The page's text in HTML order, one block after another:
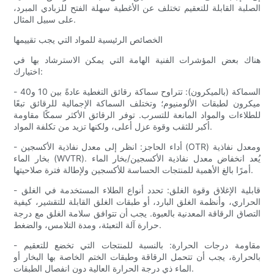
الصلبة القابلة للتعقيم تختلف عن الأغطية سهلة الفتح للزبادي المبرد،
على سبيل المثال.
الخصائص الرئيسية للمواد التي يجب تقييمها
هناك بعض المؤشرات الفنية الهامة التي يمكن الاسترشاد بها في
اختيارك:
- السماكة (بالميكرون): تتراوح سماكة رقائق التغطية عادةً بين 10 و40
ميكرون لطبقات الألومنيوم؛ وتختلف السماكة الإجمالية للرقائق تبعًا
للطلاءات والمواد المانعة للتسرب. توفر الرقائق الأكثر سمكًا مقاومة
أكبر للثقب وقوة عزل أعلى، ولكنها تزيد من تكلفة المواد.
- أداء الحاجز: انظر إلى معدل نفاذية الأكسجين (OTR) ومعدل نفاذية
بخار الماء (WVTR). يُعد انخفاض معدل نفاذية الأكسجين/بخار الماء
أمرًا بالغ الأهمية للمنتجات الحساسة للأكسجين ولإطالة فترة صلاحيتها.
- قابلية الإغلاق وقوة الغلق: تحدد أنواع الطلاء المستخدمة في الغلق
الحراري، وأنظمة الغلق البارد، أو طبقات الغلق القابلة للتقشير، كيفية
التصاق الرقاقة المعدنية بالعبوة. يجب أن تتوافق سلامة الغلق مع درجة
حرارة آلة التعبئة، ومدة التلامس، والضغط.
- مقاومة درجات الحرارة: بالنسبة للمنتجات التي تخضع للتعقيم
بالحرارة، يجب أن تتحمل الرقاقة وطبقات الختم الخاصة بها البخار أو
الماء ذي درجة الحرارة العالية دون انفصال الطبقات.